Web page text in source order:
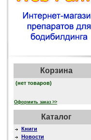
Корзина
(нет товаров)
Оформить заказ >>
Каталог
Книги
Новости